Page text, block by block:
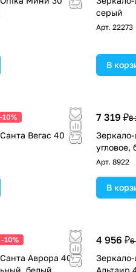
серый
Арт. 22273
В
-10%
Вегас 40
7 319 ₽8
угловое,
Арт. 8922
В
-10%
Аврора 40
белый
4 956 ₽6
Альтаир